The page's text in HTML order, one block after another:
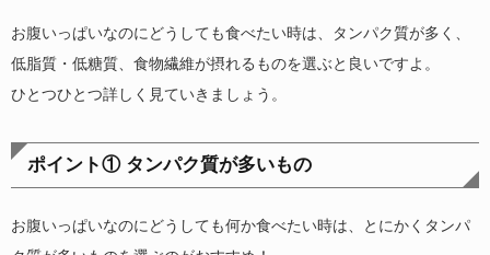
お腹いっぱいなのにどうしても食べたい時は、タンパク質が多く、
低脂質・低糖質、食物繊維が摂れるものを選ぶと良いですよ。
ひとつひとつ詳しく見ていきましょう。
ポイント① タンパク質が多いもの
お腹いっぱいなのにどうしても何か食べたい時は、とにかくタンパ